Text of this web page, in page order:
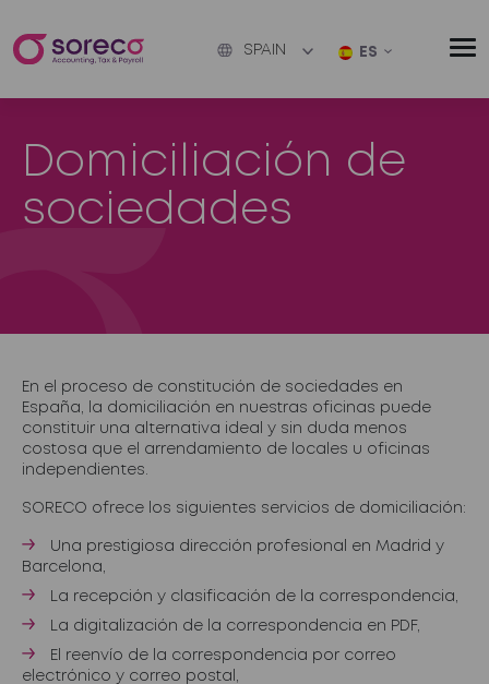
SPAIN ES
Domiciliación de
sociedades
En el proceso de constitución de sociedades en
España, la domiciliación en nuestras oficinas puede
constituir una alternativa ideal y sin duda menos
costosa que el arrendamiento de locales u oficinas
independientes.
SORECO ofrece los siguientes servicios de domiciliación:
Una prestigiosa dirección profesional en Madrid y
Barcelona,
La recepción y clasificación de la correspondencia,
La digitalización de la correspondencia en PDF,
El reenvío de la correspondencia por correo
electrónico y correo postal,